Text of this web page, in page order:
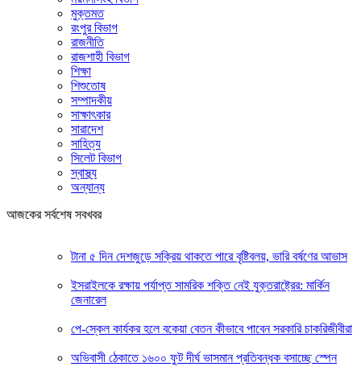
মুক্তমত
রংপুর বিভাগ
রাজনীতি
রাজশাহী বিভাগ
শিক্ষা
শিশুতোষ
সম্পাদকীয়
সাক্ষাৎকার
সারাদেশ
সাহিত্য
সিলেট বিভাগ
স্বাস্থ্য
অন্যান্য
আজকের সর্বশেষ সবখবর
টানা ৫ দিন দেশজুড়ে সক্রিয় থাকতে পারে বৃষ্টিবলয়, ভারি বর্ষণের আভাস
ইসরাইলকে রক্ষায় পর্যাপ্ত সামরিক শক্তি নেই যুক্তরাষ্ট্রের: মার্কিন
জেনারেল
পে-স্কেল কার্যকর হলে বকেয়া বেতন কীভাবে পাবেন সরকারি চাকরিজীবীরা
অভিবাসী ঠেকাতে ১৬০০ ফুট দীর্ঘ ভাসমান প্রতিবন্ধক বসাচ্ছে স্পেন